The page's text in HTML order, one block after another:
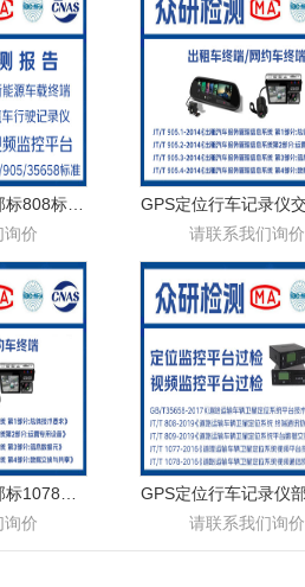
汽车行驶记录仪部标808标准如何快速过检
询价
请联系我们询价
询价
请联系我们询价